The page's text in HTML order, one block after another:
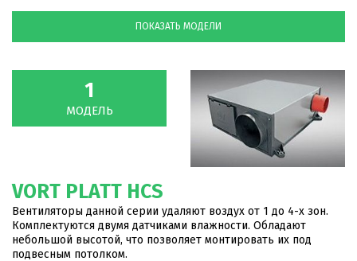
1
МОДЕЛЬ
VORT PLATT HCS
Вентиляторы данной серии удаляют воздух от 1 до 4-х зон.
Комплектуются двумя датчиками влажности. Обладают
небольшой высотой, что позволяет монтировать их под
подвесным потолком.